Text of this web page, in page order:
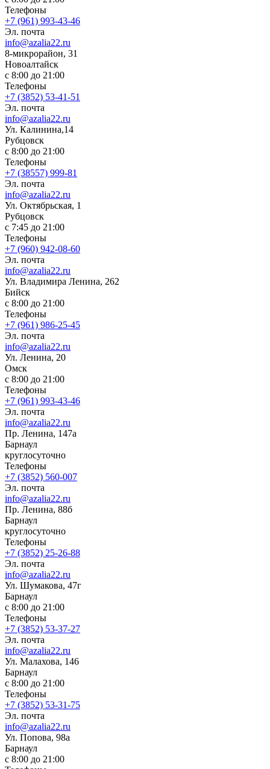
Телефоны
+7 (961) 993-43-46
Эл. почта
info@azalia22.ru
8-микрорайон, 31
Новоалтайск
с 8:00 до 21:00
Телефоны
+7 (3852) 53-41-51
Эл. почта
info@azalia22.ru
Ул. Калинина,14
Рубцовск
с 8:00 до 21:00
Телефоны
+7 (38557) 999-81
Эл. почта
info@azalia22.ru
Ул. Октябрьская, 1
Рубцовск
с 7:45 до 21:00
Телефоны
+7 (960) 942-08-60
Эл. почта
info@azalia22.ru
Ул. Владимира Ленина, 262
Бийск
с 8:00 до 21:00
Телефоны
+7 (961) 986-25-45
Эл. почта
info@azalia22.ru
Ул. Ленина, 20
Омск
с 8:00 до 21:00
Телефоны
+7 (961) 993-43-46
Эл. почта
info@azalia22.ru
Пр. Ленина, 147а
Барнаул
круглосуточно
Телефоны
+7 (3852) 560-007
Эл. почта
info@azalia22.ru
Пр. Ленина, 88б
Барнаул
круглосуточно
Телефоны
+7 (3852) 25-26-88
Эл. почта
info@azalia22.ru
Ул. Шумакова, 47г
Барнаул
с 8:00 до 21:00
Телефоны
+7 (3852) 53-37-27
Эл. почта
info@azalia22.ru
Ул. Малахова, 146
Барнаул
с 8:00 до 21:00
Телефоны
+7 (3852) 53-31-75
Эл. почта
info@azalia22.ru
Ул. Попова, 98а
Барнаул
с 8:00 до 21:00